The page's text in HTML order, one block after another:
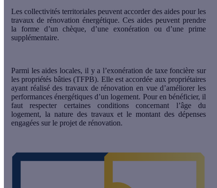
Les collectivités territoriales peuvent accorder des aides pour les
travaux de rénovation énergétique. Ces aides peuvent prendre
la forme d’un chèque, d’une exonération ou d’une prime
supplémentaire.
Parmi les aides locales, il y a l’exonération de taxe foncière sur
les propriétés bâties(TFPB). Elle est accordée aux propriétaires
ayant réalisé des travaux de rénovation en vue d’améliorer les
performances énergétiques d’un logement. Pour en bénéficier, il
faut respecter certaines conditions concernant l’âge du
logement, la nature des travaux et le montant des dépenses
engagées sur le projet de rénovation.